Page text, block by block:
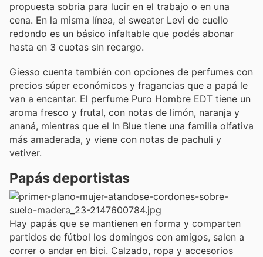
propuesta sobria para lucir en el trabajo o en una
cena. En la misma línea, el sweater Levi de cuello
redondo es un básico infaltable que podés abonar
hasta en 3 cuotas sin recargo.
Giesso cuenta también con opciones de perfumes con
precios súper económicos y fragancias que a papá le
van a encantar. El perfume Puro Hombre EDT tiene un
aroma fresco y frutal, con notas de limón, naranja y
ananá, mientras que el In Blue tiene una familia olfativa
más amaderada, y viene con notas de pachuli y
vetiver.
Papás deportistas
Hay papás que se mantienen en forma y comparten
partidos de fútbol los domingos con amigos, salen a
correr o andar en bici. Calzado, ropa y accesorios